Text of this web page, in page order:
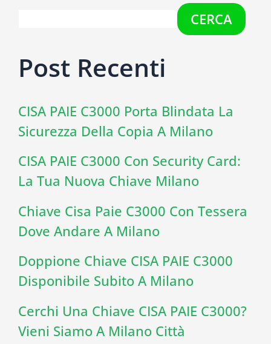
CERCA
Post Recenti
CISA PAIE C3000 Porta Blindata La
Sicurezza Della Copia A Milano
CISA PAIE C3000 Con Security Card:
La Tua Nuova Chiave Milano
Chiave Cisa Paie C3000 Con Tessera
Dove Andare A Milano
Doppione Chiave CISA PAIE C3000
Disponibile Subito A Milano
Cerchi Una Chiave CISA PAIE C3000?
Vieni Siamo A Milano Città